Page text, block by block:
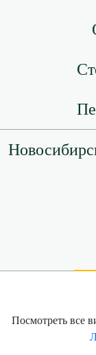
Посмотреть все